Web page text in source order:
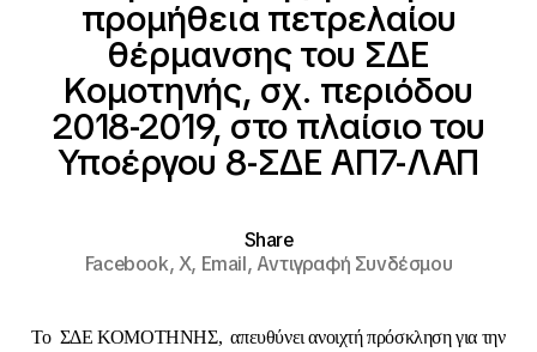
προμήθεια πετρελαίου
θέρμανσης του ΣΔΕ
Κομοτηνής, σχ. περιόδου
2018-2019, στο πλαίσιο του
Υποέργου 8-ΣΔΕ ΑΠ7-ΛΑΠ
Share
Facebook,X, Email,Αντιγραφή Συνδέσμου
Το ΣΔΕ ΚΟΜΟΤΗΝΗΣ, απευθύνει ανοιχτή πρόσκληση για την